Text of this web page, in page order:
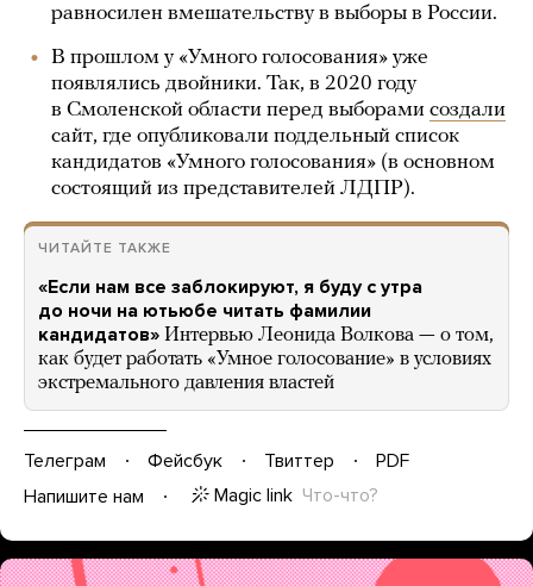
равносилен вмешательству в выборы в России.
В прошлом у «Умного голосования» уже
появлялись двойники. Так, в 2020 году
в Смоленской области перед выборами создали
сайт, где опубликовали поддельный список
кандидатов «Умного голосования» (в основном
состоящий из представителей ЛДПР).
ЧИТАЙТЕ ТАКЖЕ
«Если нам все заблокируют, я буду с утра
до ночи на ютьюбе читать фамилии
кандидатов» Интервью Леонида Волкова — о том,
как будет работать «Умное голосование» в условиях
экстремального давления властей
Телеграм Фейсбук Твиттер
PDF
Напишите нам
Magic link Что-что?